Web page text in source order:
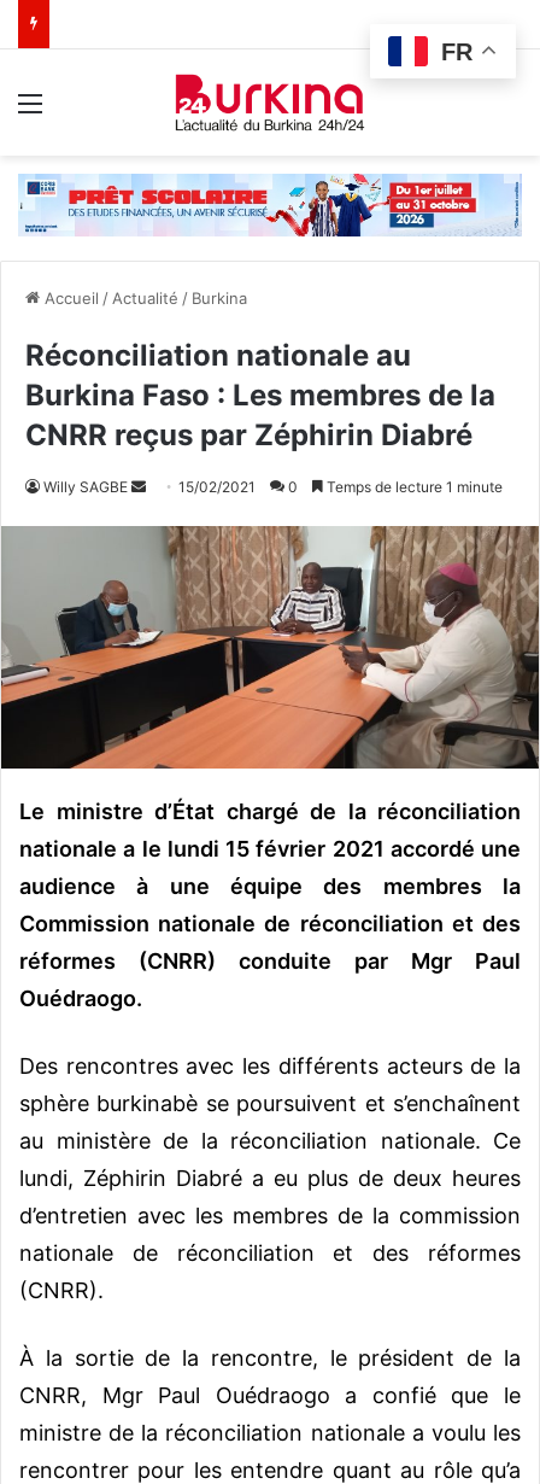
Accueil / Actualité / Burkina
Réconciliation nationale au
Burkina Faso : Les membres de la
CNRR reçus par Zéphirin Diabré
Willy SAGBE
e
r
n
r
i
e
l
15/02/2021 0 Temps de lecture 1 minute
Le ministre d’État chargé de la réconciliation
nationale a le lundi 15 février 2021 accordé une
audience à une équipe des membres la
Commission nationale de réconciliation et des
réformes (CNRR) conduite par Mgr Paul
Ouédraogo.
Des rencontres avec les différents acteurs de la
sphère burkinabè se poursuivent et s’enchaînent
au ministère de la réconciliation nationale. Ce
lundi, Zéphirin Diabré a eu plus de deux heures
d’entretien avec les membres de la commission
nationale de réconciliation et des réformes
(CNRR).
À la sortie de la rencontre, le président de la
CNRR, Mgr Paul Ouédraogo a confié que le
ministre de la réconciliation nationale a voulu les
rencontrer pour les entendre quant au rôle qu’a
FR